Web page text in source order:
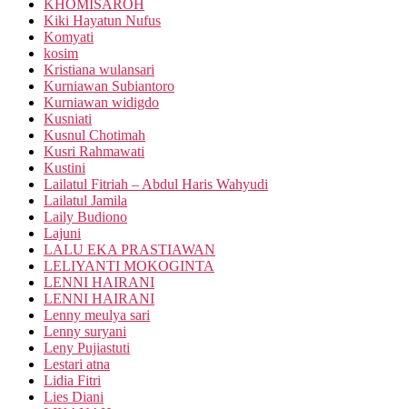
KHOMISAROH
Kiki Hayatun Nufus
Komyati
kosim
Kristiana wulansari
Kurniawan Subiantoro
Kurniawan widigdo
Kusniati
Kusnul Chotimah
Kusri Rahmawati
Kustini
Lailatul Fitriah – Abdul Haris Wahyudi
Lailatul Jamila
Laily Budiono
Lajuni
LALU EKA PRASTIAWAN
LELIYANTI MOKOGINTA
LENNI HAIRANI
LENNI HAIRANI
Lenny meulya sari
Lenny suryani
Leny Pujiastuti
Lestari atna
Lidia Fitri
Lies Diani